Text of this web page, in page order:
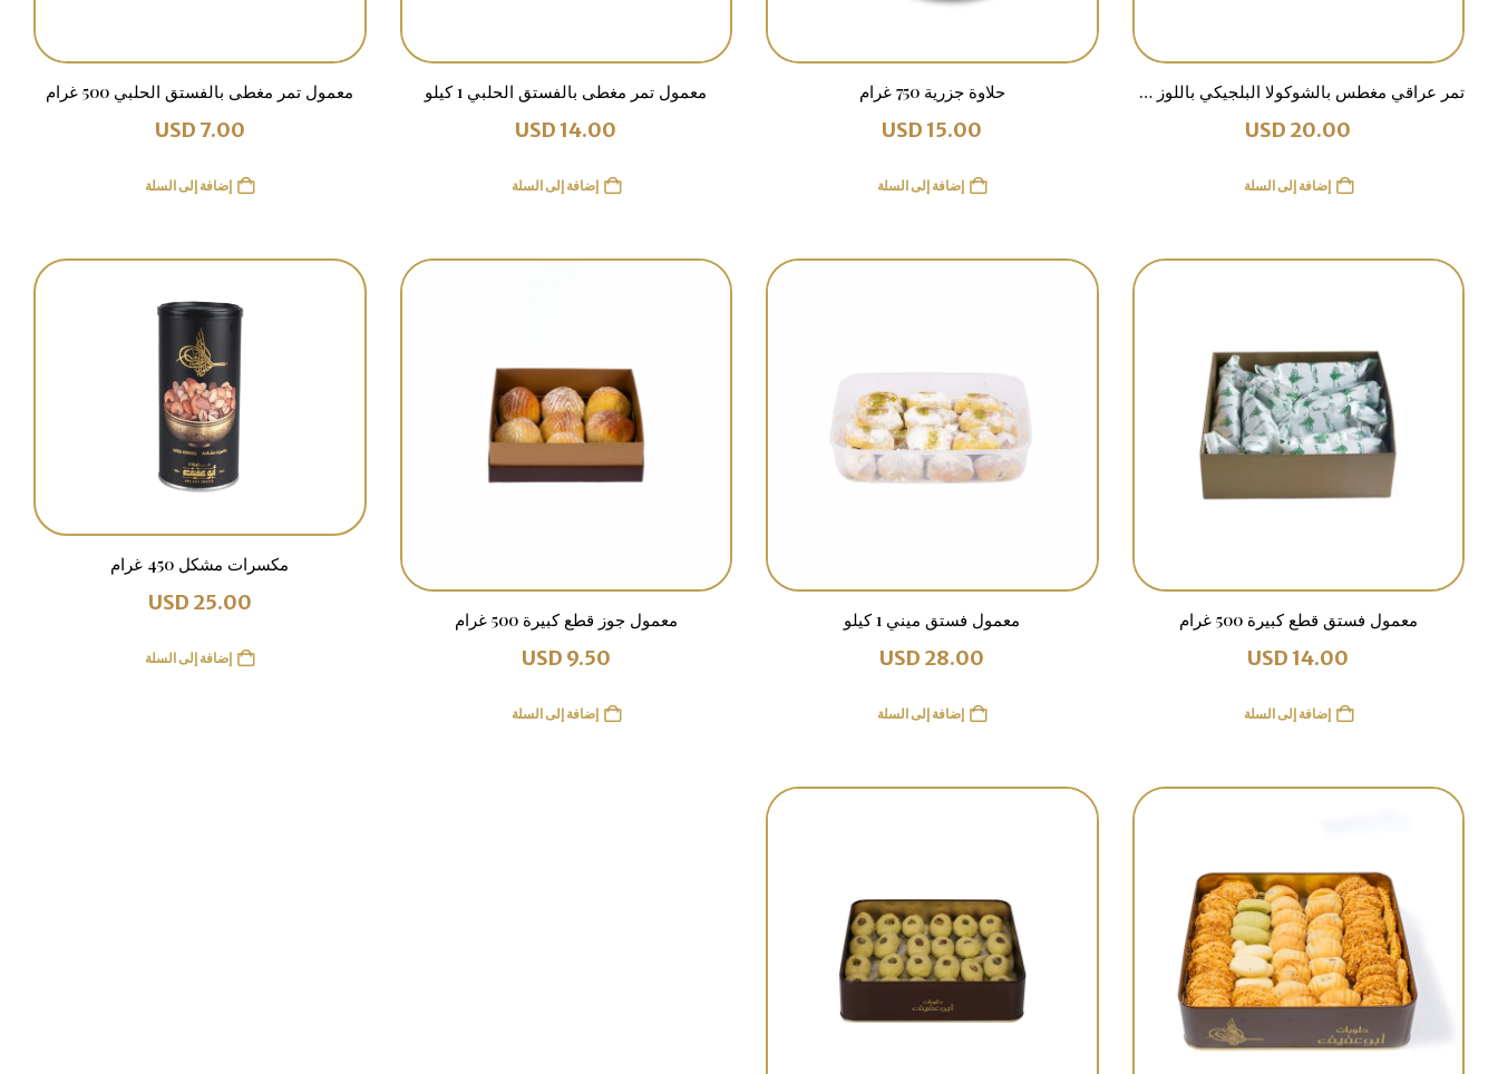
تمر عراقي مغطس بالشوكولا البلجيكي باللوز 700 غرام
20.00
USD
إضافة إلى السلة
حلاوة جزرية 750 غرام
15.00
USD
إضافة إلى السلة
معمول تمر مغطى بالفستق الحلبي 1 كيلو
14.00
USD
إضافة إلى السلة
معمول تمر مغطى بالفستق الحلبي 500 غرام
7.00
USD
إضافة إلى السلة
معمول فستق قطع كبيرة 500 غرام
14.00
USD
إضافة إلى السلة
معمول فستق ميني 1 كيلو
28.00
USD
إضافة إلى السلة
معمول جوز قطع كبيرة 500 غرام
9.50
USD
إضافة إلى السلة
مكسرات مشكل 450 غرام
25.00
USD
إضافة إلى السلة